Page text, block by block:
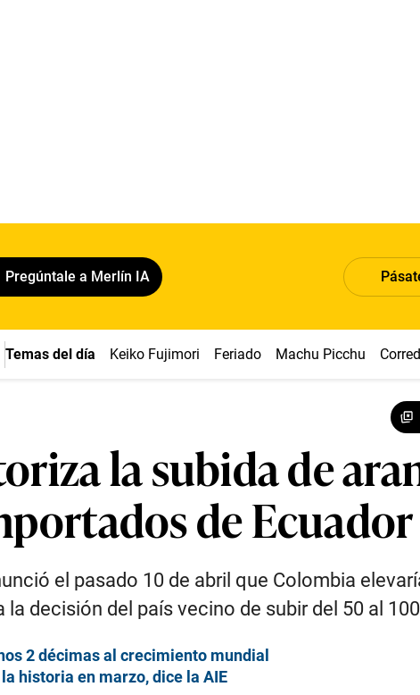
Pregúntale a Merlín IA
Temas del día Keiko Fujimori Feriado Machu Picchu
la subida de
de Ecuador
el pasado 10 de abril que Colombia
decisión del país vecino de subir del 50 al
2 décimas al crecimiento mundial
historia en marzo, dice la AIE